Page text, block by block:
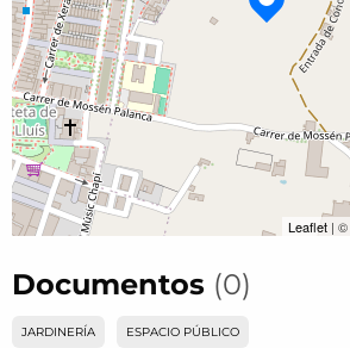
Leaflet | ©
Documentos (0)
JARDINERÍA ESPACIO PÚBLICO